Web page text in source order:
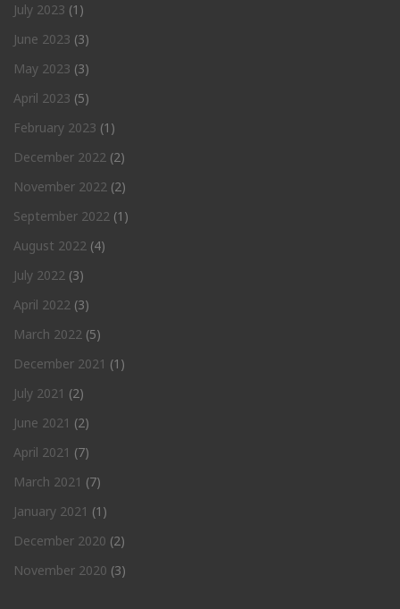
July 2023 (1)
June 2023 (3)
May 2023 (3)
April 2023 (5)
February 2023 (1)
December 2022 (2)
November 2022 (2)
September 2022 (1)
August 2022 (4)
July 2022 (3)
April 2022 (3)
March 2022 (5)
December 2021 (1)
July 2021 (2)
June 2021 (2)
April 2021 (7)
March 2021 (7)
January 2021 (1)
December 2020 (2)
November 2020 (3)